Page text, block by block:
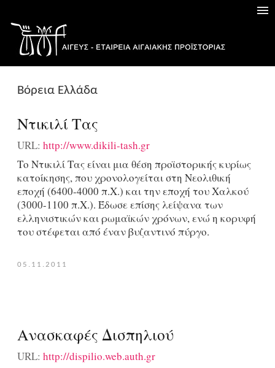
Βόρεια Ελλάδα
Ντικιλί Τας
URL: http://www.dikili-tash.gr
Το Ντικιλί Τας είναι μια θέση προϊστορικής κυρίως
κατοίκησης, που χρονολογείται στη Νεολιθική
εποχή (6400-4000 π.Χ.) και την εποχή του Χαλκού
(3000-1100 π.Χ.). Έδωσε επίσης λείψανα των
ελληνιστικών και ρωμαϊκών χρόνων, ενώ η κορυφή
του στέφεται από έναν βυζαντινό πύργο.
05.11.2011
Ανασκαφές Δισπηλιού
URL: http://dispilio.web.auth.gr